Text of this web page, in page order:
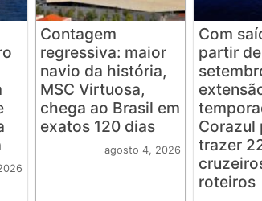
Contagem
regressiva: maior
navio da história,
MSC Virtuosa,
chega ao Brasil em
exatos 120 dias
agosto 4, 2026
Com
partir de
Corazul
trazer
roteiros